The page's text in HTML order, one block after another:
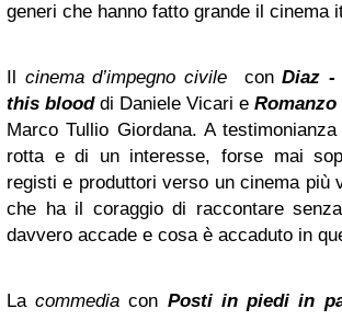
generi che hanno fatto grande il cinema
cinema d’impegno civile con Diaz -
this blood di Daniele Vicari e
Marco Tullio Giordana. A
rotta e di un interesse, forse mai
registi e produttori verso un cinema più
che ha il coraggio di raccontare
davvero accade e cosa è accaduto in
Lacommedia con Posti in piedi in